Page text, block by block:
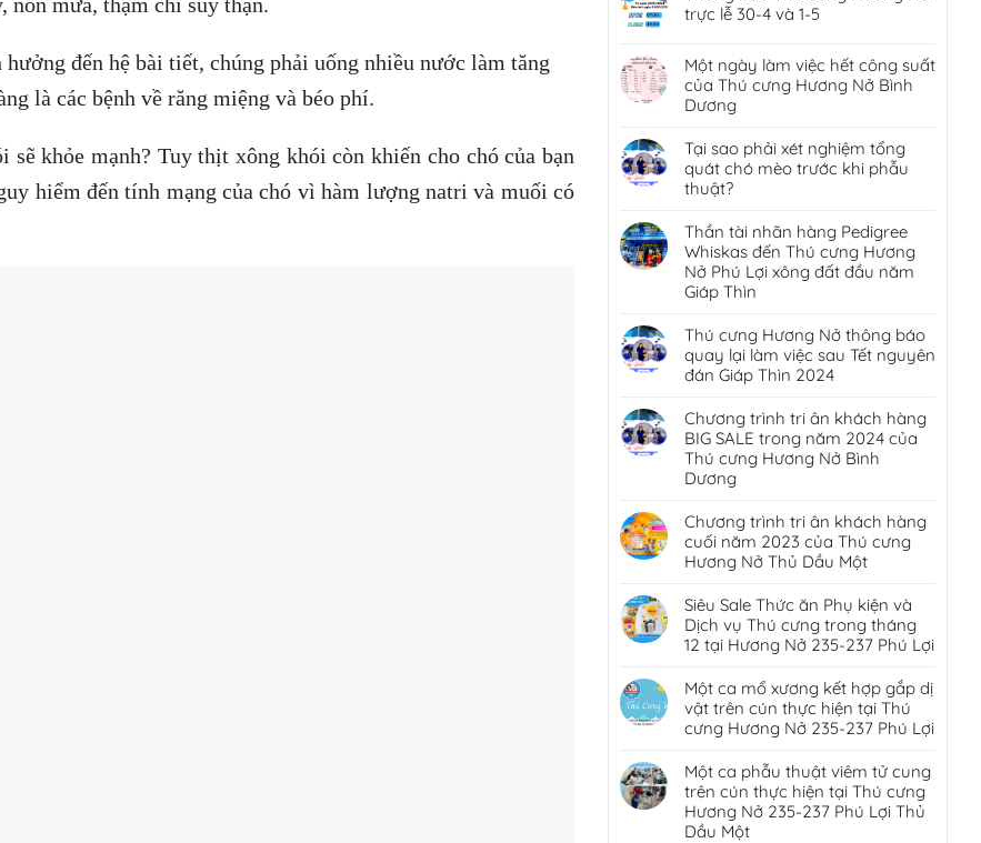
hưởng đến hệ bài tiết, chúng phải uống nhiều nước làm tăng
là các bệnh về răng miệng và béo phí.
khỏe mạnh? Tuy thịt xông khói còn khiến cho chó của bạn
hiểm đến tính mạng của chó vì hàm lượng natri và muối có
trực lễ 30-4 và 1-5
Một ngày làm việc hết công suất
của Thú cưng Hương Nở Bình
Dương
Tại sao phải xét nghiệm tổng
quát chó mèo trước khi phẫu
thuật?
Thần tài nhãn hàng Pedigree
Whiskas đến Thú cưng Hương
Nở Phú Lợi xông đất đầu năm
Giáp Thìn
Thú cưng Hương Nở thông báo
quay lại làm việc sau Tết nguyên
đán Giáp Thìn 2024
Chương trình tri ân khách hàng
BIG SALE trong năm 2024 của
Thú cưng Hương Nở Bình
Dương
Chương trình tri ân khách hàng
cuối năm 2023 của Thú cưng
Hương Nở Thủ Dầu Một
Siêu Sale Thức ăn Phụ kiện và
Dịch vụ Thú cưng trong tháng
12 tại Hương Nở 235-237 Phú Lợi
Một ca mổ xương kết hợp gắp dị
vật trên cún thực hiện tại Thú
cưng Hương Nở 235-237 Phú Lợi
Một ca phẫu thuật viêm tử cung
trên cún thực hiện tại Thú cưng
Hương Nở 235-237 Phú Lợi Thủ
Dầu Một